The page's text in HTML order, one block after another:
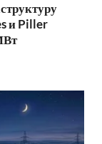
и Piller